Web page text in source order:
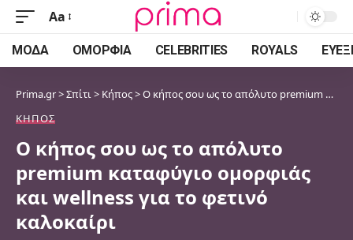
Font
Resizer
Aa
ΜΌΔΑ ΟΜΟΡΦΙΆ CELEBRITIES ROYALS
Prima.gr>Σπίτι> Κήπος>Ο κήπος σου ως το απόλυτο premium καταφύγιο ομορφιάς και wellness για το φετινό καλοκαίρι
ΚΉΠΟΣ
Ο κήπος σου ως το απόλυτο
premium καταφύγιο ομορφιάς
και wellness για το φετινό
καλοκαίρι